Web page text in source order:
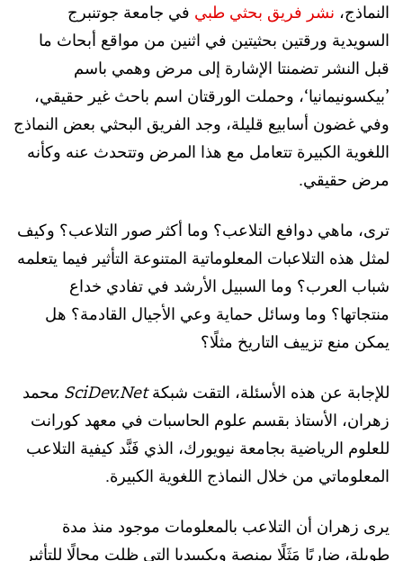
النماذج، نشر فريق بحثي طبي في جامعة جوتنبرج
السويدية ورقتين بحثيتين في اثنين من مواقع أبحاث ما
قبل النشر تضمنتا الإشارة إلى مرض وهمي باسم
’بيكسونيمانيا‘، وحملت الورقتان اسم باحث غير حقيقي،
وفي غضون أسابيع قليلة، وجد الفريق البحثي بعض النماذج
اللغوية الكبيرة تتعامل مع هذا المرض وتتحدث عنه وكأنه
مرض حقيقي.
ترى، ماهي دوافع التلاعب؟ وما أكثر صور التلاعب؟ وكيف
لمثل هذه التلاعبات المعلوماتية المتنوعة التأثير فيما يتعلمه
شباب العرب؟ وما السبيل الأرشد في تفادي خداع
منتجاتها؟ وما وسائل حماية وعي الأجيال القادمة؟ هل
يمكن منع تزييف التاريخ مثلًا؟
للإجابة عن هذه الأسئلة، التقت شبكةSciDev.Net محمد
زهران، الأستاذ بقسم علوم الحاسبات في معهد كورانت
للعلوم الرياضية بجامعة نيويورك، الذي فَنَّد كيفية التلاعب
المعلوماتي من خلال النماذج اللغوية الكبيرة.
يرى زهران أن التلاعب بالمعلومات موجود منذ مدة
طويلة، ضاربًا مَثَلًا بمنصة ويكيبيديا التي ظلت مجالًا للتأثير